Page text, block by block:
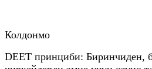
Колдонмо
DEET принциби: Биринчиден,